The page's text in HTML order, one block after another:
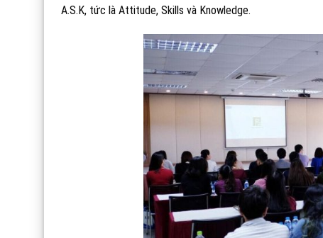
A.S.K, tức là Attitude, Skills và Knowledge.